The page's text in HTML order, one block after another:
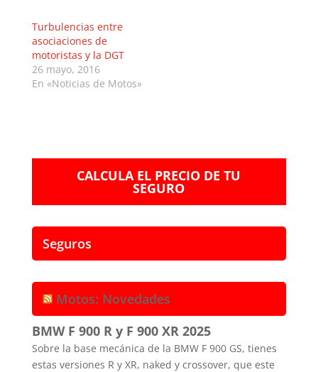
Turbulencias entre
asociaciones de
motoristas y la DGT
26 mayo, 2016
En «Noticias de Motos»
CALCULA EL PRECIO DE TU
SEGURO
Seguros
Motos: Novedades
BMW F 900 R y F 900 XR 2025
Sobre la base mecánica de la BMW F 900 GS, tienes
estas versiones R y XR, naked y crossover, que este